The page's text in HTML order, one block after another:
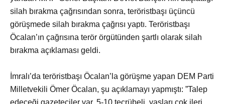
silah bırakma çağrısından sonra, teröristbaşı üçüncü
görüşmede silah bırakma çağrısı yaptı. Teröristbaşı
Öcalan’ın çağrısına terör örgütünden şartlı olarak silah
bırakma açıklaması geldi.
İmralı’da teröristbaşı Öcalan’la görüşme yapan DEM Parti
Milletvekili Ömer Öcalan, şu açıklamayı yapmıştı: ”Talep
edeceği gazeteciler var. 5-10 tecrübeli, yaşları çok ileri